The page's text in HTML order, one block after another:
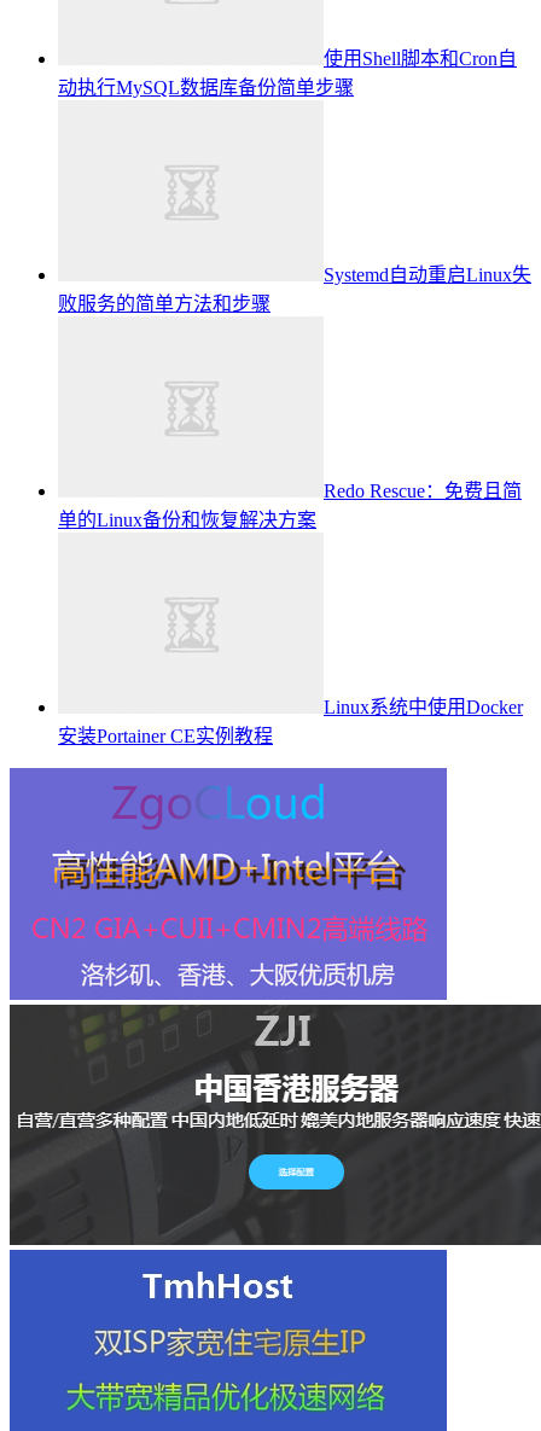
使用Shell脚本和Cron自
动执行MySQL数据库备份简单步骤
Systemd自动重启Linux失
败服务的简单方法和步骤
Redo Rescue：免费且简
单的Linux备份和恢复解决方案
Linux系统中使用Docker
安装Portainer CE实例教程